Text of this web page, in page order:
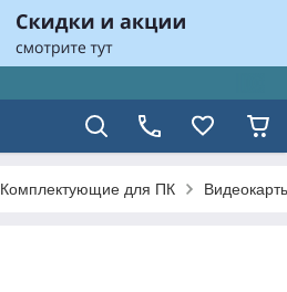
Комплектующие для ПК